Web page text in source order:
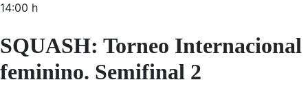
14:00 h
SQUASH: Torneo Internacional
feminino. Semifinal 2